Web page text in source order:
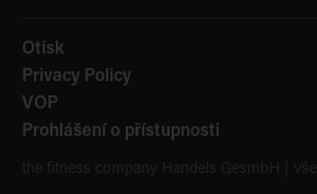
Otisk
Privacy Policy
VOP
Prohlášení o přístupnosti